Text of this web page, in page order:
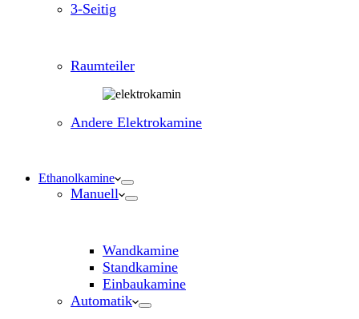
3-Seitig
Raumteiler
Andere Elektrokamine
Ethanolkamine
Manuell
Wandkamine
Standkamine
Einbaukamine
Automatik